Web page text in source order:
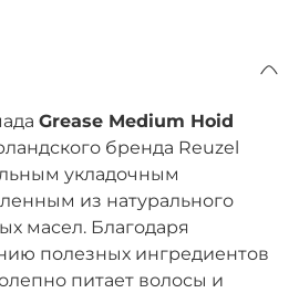
Grease Medium Hoid
бренда Reuzel
укладочным
из натурального
масел. Благодаря
полезных ингредиентов
питает волосы и